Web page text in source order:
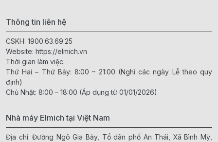
Thông tin liên hệ
CSKH: 1900.63.69.25
Website: https://elmich.vn
Thời gian làm việc:
Thứ Hai – Thứ Bảy: 8:00 – 21:00 (Nghỉ các ngày Lễ theo quy
định)
Chủ Nhật: 8:00 – 18:00 (Áp dụng từ 01/01/2026)
Nhà máy Elmich tại Việt Nam
Địa chỉ: Đường Ngô Gia Bảy, Tổ dân phố An Thái, Xã Bình Mỹ,